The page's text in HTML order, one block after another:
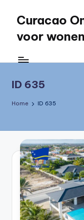
content
Curacao
voor
gids
wonen
Dushi
ID 635
Home ID 635